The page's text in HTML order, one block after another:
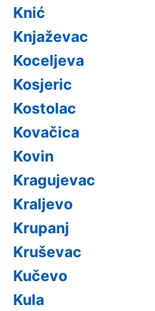
Knić
Knjaževac
Koceljeva
Kosjeric
Kostolac
Kovačica
Kovin
Kragujevac
Kraljevo
Krupanj
Kruševac
Kučevo
Kula